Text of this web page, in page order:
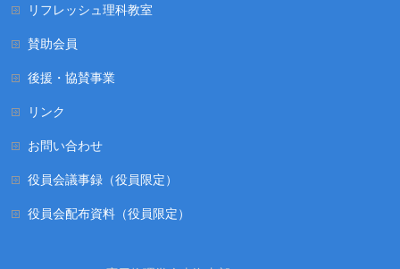
リフレッシュ理科教室
賛助会員
後援・協賛事業
リンク
お問い合わせ
役員会議事録（役員限定）
役員会配布資料（役員限定）